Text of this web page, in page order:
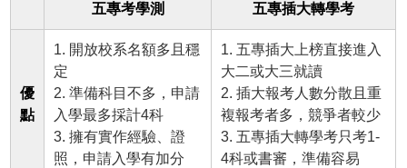
五專考學測 五專插大轉學考
優
點
1. 開放校系名額多且穩
定
2. 準備科目不多，申請
入學最多採計4科
3. 擁有實作經驗、證
照，申請入學有加分
1. 五專插大上榜直接進入
大二或大三就讀
2. 插大報考人數分散且重
複報考者多，競爭者較少
3. 五專插大轉學考只考1-
4科或書審，準備容易